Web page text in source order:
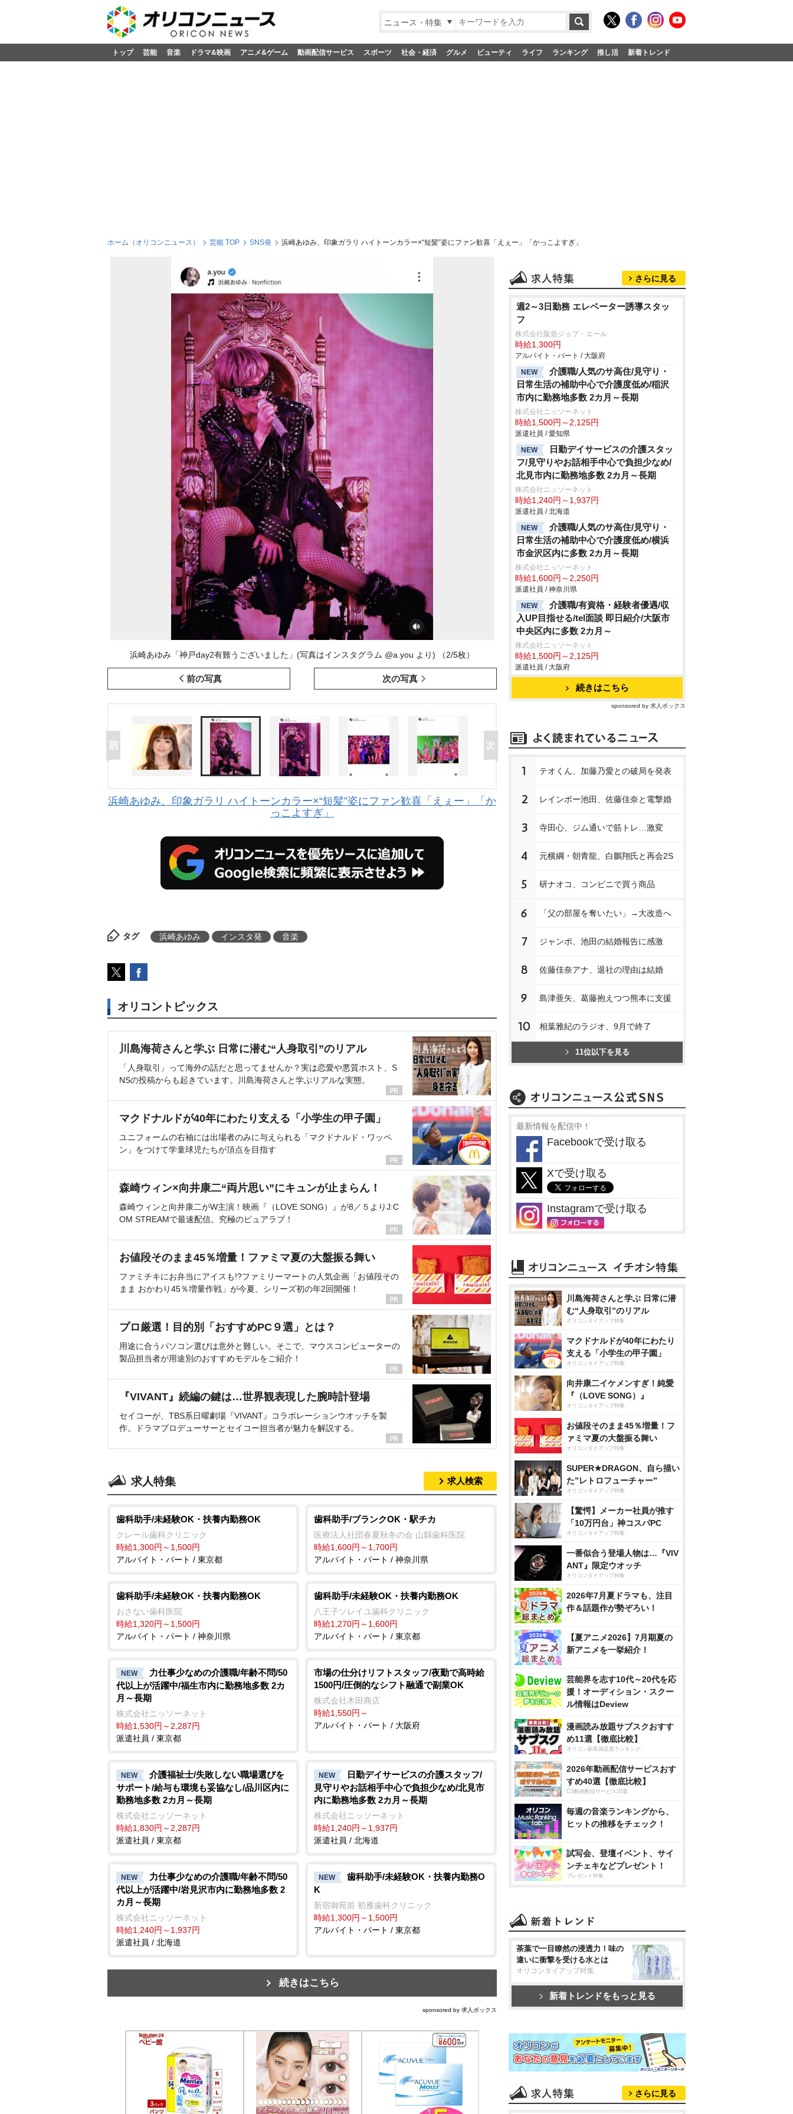
ニュース・特集
トップ 芸能 音楽 ドラマ&映画 アニメ&ゲーム 動画配信サービス スポーツ 社会・経済 グルメ ビューティ ライフ ランキング 推し活 新着トレンド
ホーム（オリコンニュース） 芸能 TOP SNS発 浜崎あゆみ、印象ガラリ ハイトーンカラー×“短髪”姿にファン歓喜「えぇー」「かっこよすぎ」
浜崎あゆみ「神戸day2有難うございました」(写真はインスタグラム @a.you より) （2/5枚）
前の写真 次の写真
浜崎あゆみ、印象ガラリ ハイトーンカラー×“短髪”姿にファン歓喜「えぇー」「か
っこよすぎ」
タグ 浜崎あゆみ インスタ発 音楽
オリコントピックス
川島海荷さんと学ぶ 日常に潜む“人身取引”のリアル
「人身取引」って海外の話だと思ってませんか？実は恋愛や悪質ホスト、S
NSの投稿からも起きています。川島海荷さんと学ぶリアルな実態。
マクドナルドが40年にわたり支える「小学生の甲子園」
ユニフォームの右袖には出場者のみに与えられる「マクドナルド・ワッペ
ン」をつけて学童球児たちが頂点を目指す
森崎ウィン×向井康二“両片思い”にキュンが止まらん！
森崎ウィンと向井康二がW主演！映画『（LOVE SONG）』が8／５よりJ:C
OM STREAMで最速配信。究極のピュアラブ！
お値段そのまま45％増量！ファミマ夏の大盤振る舞い
ファミチキにお弁当にアイスも!?ファミリーマートの人気企画「お値段その
まま おかわり45％増量作戦」が今夏、シリーズ初の年2回開催！
プロ厳選！目的別「おすすめPC９選」とは？
用途に合うパソコン選びは意外と難しい。そこで、マウスコンピューターの
製品担当者が用途別のおすすめモデルをご紹介！
『VIVANT』続編の鍵は…世界観表現した腕時計登場
セイコーが、TBS系日曜劇場『VIVANT』コラボレーションウオッチを製
作。ドラマプロデューサーとセイコー担当者が魅力を解説する。
求人特集 求人検索
歯科助手/未経験OK・扶養内勤務OK
クレール歯科クリニック
時給1,300円～1,500円
アルバイト・パート / 東京都
歯科助手/ブランクOK・駅チカ
医療法人社団春夏秋冬の会 山縣歯科医院
時給1,600円～1,700円
アルバイト・パート / 神奈川県
歯科助手/未経験OK・扶養内勤務OK
おさない歯科医院
時給1,320円～1,500円
アルバイト・パート / 神奈川県
歯科助手/未経験OK・扶養内勤務OK
八王子ソレイユ歯科クリニック
時給1,270円～1,600円
アルバイト・パート / 東京都
NEW
力仕事少なめの介護職/年齢不問/50
代以上が活躍中/福生市内に勤務地多数 2カ
月～長期
株式会社ニッソーネット
時給1,530円～2,287円
派遣社員 / 東京都
市場の仕分けリフトスタッフ/夜勤で高時給
1500円/圧倒的なシフト融通で副業OK
株式会社木田商店
時給1,550円～
アルバイト・パート / 大阪府
NEW
介護福祉士/失敗しない職場選びを
サポート/給与も環境も妥協なし/品川区内に
勤務地多数 2カ月～長期
株式会社ニッソーネット
時給1,830円～2,287円
派遣社員 / 東京都
NEW
日勤デイサービスの介護スタッフ/
見守りやお話相手中心で負担少なめ/北見市
内に勤務地多数 2カ月～長期
株式会社ニッソーネット
時給1,240円～1,937円
派遣社員 / 北海道
NEW
力仕事少なめの介護職/年齢不問/50
代以上が活躍中/岩見沢市内に勤務地多数 2
カ月～長期
株式会社ニッソーネット
時給1,240円～1,937円
派遣社員 / 北海道
NEW
歯科助手/未経験OK・扶養内勤務O
K
新宿御苑前 初雁歯科クリニック
時給1,300円～1,500円
アルバイト・パート / 東京都
続きはこちら
sponsored by 求人ボックス
さらに見る
週2～3日勤務 エレベーター誘導スタッ
フ
株式会社阪急ジョブ・エール
時給1,300円
アルバイト・パート / 大阪府
NEW
介護職/人気のサ高住/見守り・
日常生活の補助中心で介護度低め/稲沢
市内に勤務地多数 2カ月～長期
株式会社ニッソーネット
時給1,500円～2,125円
派遣社員 / 愛知県
NEW
日勤デイサービスの介護スタッ
フ/見守りやお話相手中心で負担少なめ/
北見市内に勤務地多数 2カ月～長期
株式会社ニッソーネット
時給1,240円～1,937円
派遣社員 / 北海道
NEW
介護職/人気のサ高住/見守り・
日常生活の補助中心で介護度低め/横浜
市金沢区内に多数 2カ月～長期
株式会社ニッソーネット
時給1,600円～2,250円
派遣社員 / 神奈川県
NEW
介護職/有資格・経験者優遇/収
入UP目指せる/tel面談 即日紹介/大阪市
中央区内に多数 2カ月～
株式会社ニッソーネット
時給1,500円～2,125円
派遣社員 / 大阪府
続きはこちら
sponsored by 求人ボックス
1 テオくん、加藤乃愛との破局を発表
2 レインボー池田、佐藤佳奈と電撃婚
3 寺田心、ジム通いで筋トレ…激変
4 元横綱・朝青龍、白鵬翔氏と再会2S
5 研ナオコ、コンビニで買う商品
6 「父の部屋を奪いたい」→大改造へ
7 ジャンボ、池田の結婚報告に感激
8 佐藤佳奈アナ、退社の理由は結婚
9 島津亜矢、葛藤抱えつつ熊本に支援
10 相葉雅紀のラジオ、9月で終了
11位以下を見る
最新情報を配信中！
Facebookで受け取る
Xで受け取る
Instagramで受け取る
川島海荷さんと学ぶ 日常に潜
む“人身取引”のリアル
オリコンタイアップ特集
マクドナルドが40年にわたり
支える「小学生の甲子園」
オリコンタイアップ特集
向井康二イケメンすぎ！純愛
『（LOVE SONG）』
オリコンタイアップ特集
お値段そのまま45％増量！フ
ァミマ夏の大盤振る舞い
オリコンタイアップ特集
SUPER★DRAGON、自ら描い
た”レトロフューチャー”
オリコンタイアップ特集
【驚愕】メーカー社員が推す
「10万円台」神コスパPC
オリコンタイアップ特集
一番似合う登場人物は…『VIV
ANT』限定ウオッチ
オリコンタイアップ特集
2026年7月夏ドラマも、注目
作＆話題作が勢ぞろい！
【夏アニメ2026】7月期夏の
新アニメを一挙紹介！
芸能界を志す10代～20代を応
援！オーディション・スクー
ル情報はDeview
漫画読み放題サブスクおすす
め11選【徹底比較】
オリコン顧客満足度ランキング
2026年動画配信サービスおす
すめ40選【徹底比較】
CS動画配信サービス20選
毎週の音楽ランキングから、
ヒットの推移をチェック！
試写会、登壇イベント、サイ
ンチェキなどプレゼント！
プレゼント特集
茶葉で一目瞭然の浸透力！味の
違いに衝撃を受ける水とは
オリコンタイアップ特集
新着トレンドをもっと見る
さらに見る